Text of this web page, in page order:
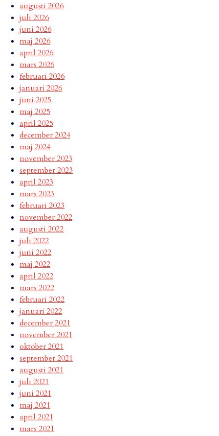
augusti 2026
juli 2026
juni 2026
maj 2026
april 2026
mars 2026
februari 2026
januari 2026
juni 2025
maj 2025
april 2025
december 2024
maj 2024
november 2023
september 2023
april 2023
mars 2023
februari 2023
november 2022
augusti 2022
juli 2022
juni 2022
maj 2022
april 2022
mars 2022
februari 2022
januari 2022
december 2021
november 2021
oktober 2021
september 2021
augusti 2021
juli 2021
juni 2021
maj 2021
april 2021
mars 2021